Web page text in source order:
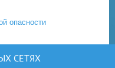
опасности
СЕТЯХ